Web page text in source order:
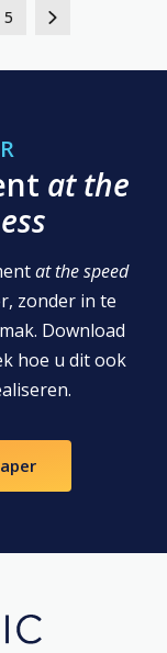
5
at the
at the speed
zonder in te
Download
hoe u dit ook